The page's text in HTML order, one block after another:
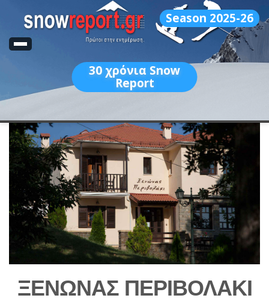
Season 2025-26
30 χρόνια Snow
Report
ΞΕΝΩΝΑΣ ΠΕΡΙΒΟΛΑΚΙ